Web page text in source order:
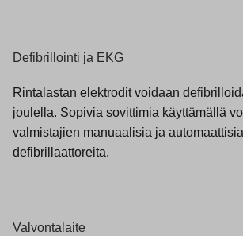
Defibrillointi ja EKG
Rintalastan elektrodit voidaan
joulella. Sopivia sovittimia käyttämällä
valmistajien manuaalisia ja
defibrillaattoreita.
Valvontalaite